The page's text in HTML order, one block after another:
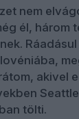
nem
él, három
akivel
tölti.